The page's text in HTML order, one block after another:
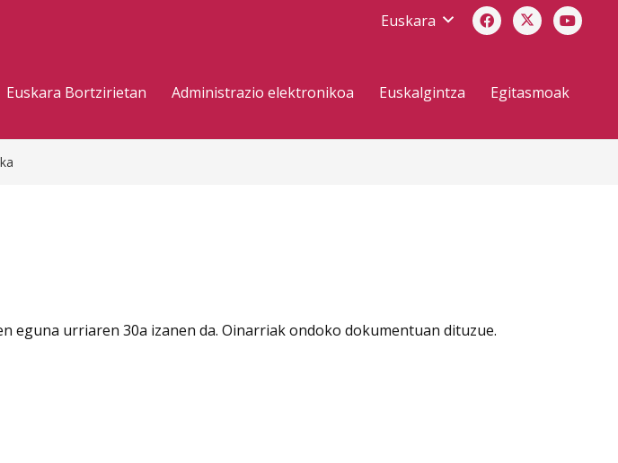
Euskara
Euskara Bortzirietan Administrazio elektronikoa Euskalgintza Egitasmoak
eguna urriaren 30a izanen da. Oinarriak ondoko dokumentuan dituzue.